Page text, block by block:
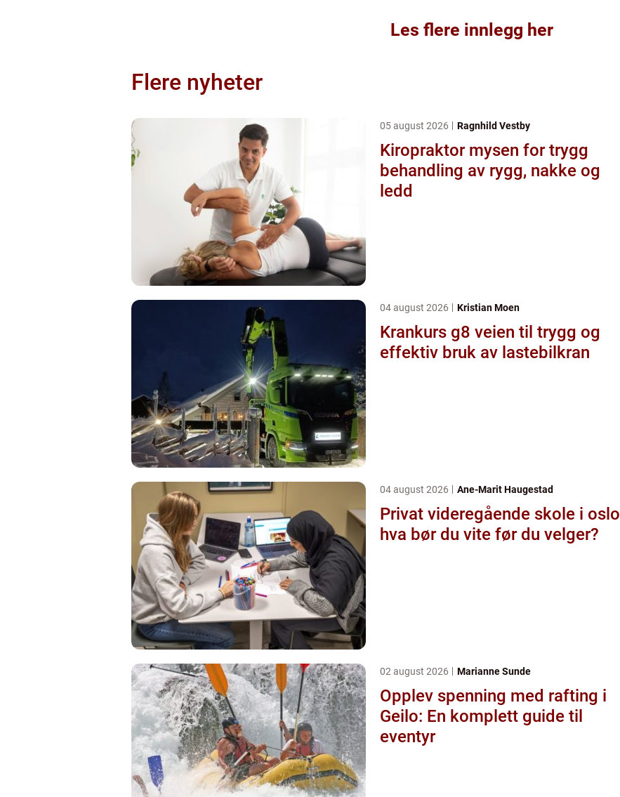
Les flere innlegg her
Flere nyheter
05 august 2026 Ragnhild Vestby
Kiropraktor mysen for trygg
behandling av rygg, nakke og
ledd
04 august 2026 Kristian Moen
Krankurs g8 veien til trygg og
effektiv bruk av lastebilkran
04 august 2026 Ane-Marit Haugestad
Privat videregående skole i oslo
hva bør du vite før du velger?
02 august 2026 Marianne Sunde
Opplev spenning med rafting i
Geilo: En komplett guide til
eventyr